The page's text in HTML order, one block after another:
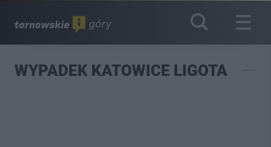
WYPADEK KATOWICE LIGOTA